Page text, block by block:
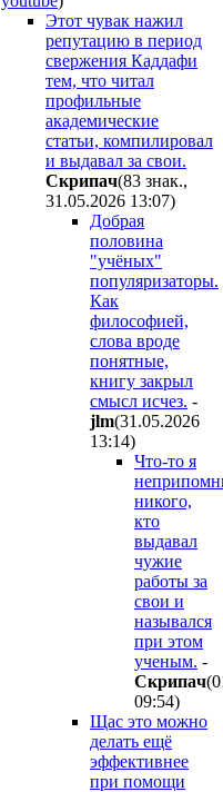
Этот чувак нажил
репутацию в период
свержения Каддафи
тем, что читал
профильные
академические
статьи, компилировал
и выдавал за свои.
Cкpипaч(83 знак.,
31.05.2026 13:07)
Добрая
половина
"учёных"
популяризаторы.
Как
философией,
слова вроде
понятные,
книгу закрыл
смысл исчез. -
jlm(31.05.2026
13:14)
Что-то я
никого,
кто
выдавал
чужие
работы за
свои и
назывался
при этом
ученым. -
Cкpипaч
09:54)
Щас это можно
делать ещё
эффективнее
при помощи